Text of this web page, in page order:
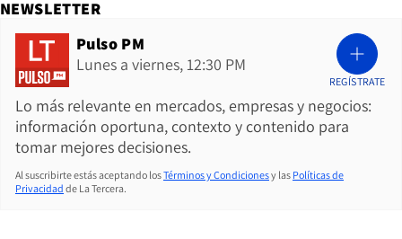
NEWSLETTER
Pulso PM
Lunes a viernes, 12:30 PM
Lo más relevante en mercados, empresas y negocios:
información oportuna, contexto y contenido para
tomar mejores decisiones.
REGÍSTRATE
Al suscribirte estás aceptando losTérminos y Condicionesy las Políticas de
Privacidad de La Tercera.